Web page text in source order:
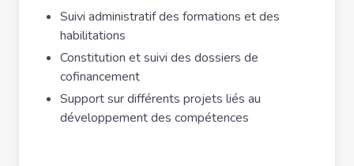
Suivi administratif des formations et des
habilitations
Constitution et suivi des dossiers de
cofinancement
Support sur différents projets liés au
développement des compétences